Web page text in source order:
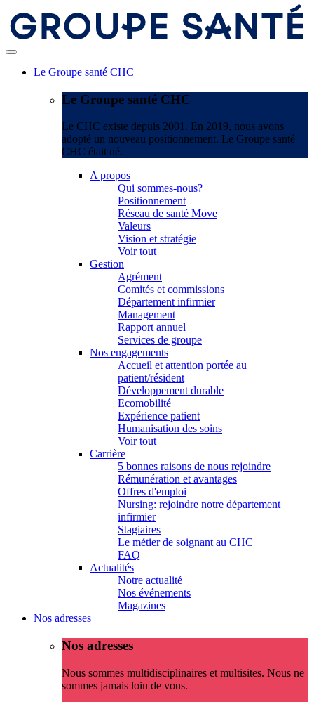
Le Groupe santé CHC
Le Groupe santé CHC
Le CHC existe depuis 2001. En 2019, nous avons
adopté un nouveau positionnement. Le Groupe santé
CHC était né.
A propos
Qui sommes-nous?
Positionnement
Réseau de santé Move
Valeurs
Vision et stratégie
Voir tout
Gestion
Agrément
Comités et commissions
Département infirmier
Management
Rapport annuel
Services de groupe
Nos engagements
Accueil et attention portée au
patient/résident
Développement durable
Ecomobilité
Expérience patient
Humanisation des soins
Voir tout
Carrière
5 bonnes raisons de nous rejoindre
Rémunération et avantages
Offres d'emploi
Nursing: rejoindre notre département
infirmier
Stagiaires
Le métier de soignant au CHC
FAQ
Actualités
Notre actualité
Nos événements
Magazines
Nos adresses
Nos adresses
Nous sommes multidisciplinaires et multisites. Nous ne
sommes jamais loin de vous.